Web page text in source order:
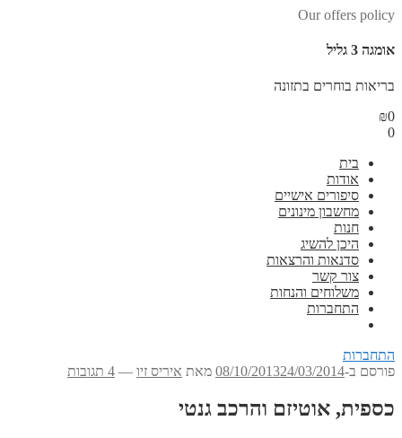
Our offers policy
אומגה 3 גליל
בריאות בוחרים בתזונה
₪0
0
בית
אודות
סיפורים אישיים
מחשבון מינונים
חנות
היכן להשיג
סדנאות והרצאות
צור קשר
משלוחים והנחות
התחברות
התחברות
פורסם ב-
08/10/201324/03/2014 מאת איריס זיו — 4 תגובות
כספית, אוטיזם והרכב גנטי